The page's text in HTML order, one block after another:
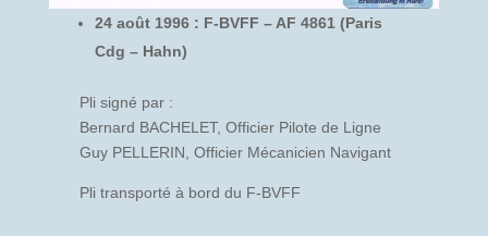
24 août 1996 : F-BVFF – AF 4861 (Paris
Cdg – Hahn)
Pli signé par :
Bernard BACHELET, Officier Pilote de Ligne
Guy PELLERIN, Officier Mécanicien Navigant
Pli transporté à bord du F-BVFF